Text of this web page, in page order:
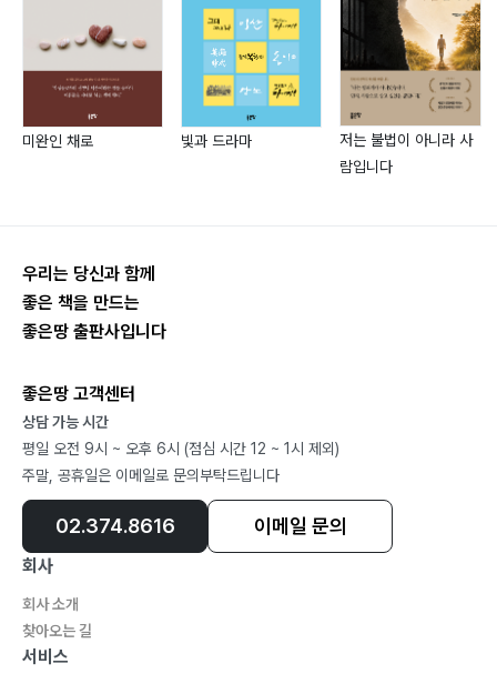
016 세상은 아는 만큼 보인다52
앎이 열어 주는 새로운 지평
017 순응54
흐름에 몸을 맡기는 지혜
018 온고이지신하고 일신우일신하는 삶56
020 ‘위하여’와 ‘때문에’의 양면성60
삶의 동기와 태도를 결정하는 두 단어
021 이 한목숨 바쳐야 할 곳은62
022 일이관지(一以貫之)64
흔들리지 않는 삶의 중심
023 잘 산다는 것66
삶의 조각들을 엮어 가는 여정
024 잘하기 위한 전제 자주 하기68
반복의 미학과 숙련의 길
025 제대로 모르면서 자꾸 나서지 말라70
성급함의 그림자, 신중함의 지혜
026 진인사대천명(盡人事待天命)72
인간의 노력과 하늘의 뜻, 삶의 지혜
미완인 채로 빛과 드라마
저는 불법이 아니라 사
람입니다
우리는 당신과 함께
좋은 책을 만드는
좋은땅 출판사입니다
좋은땅 고객센터
상담 가능 시간
평일 오전 9시 ~ 오후 6시 (점심 시간 12 ~ 1시 제외)
주말, 공휴일은 이메일로 문의부탁드립니다
02.374.8616 이메일 문의
회사
회사 소개
찾아오는 길
서비스